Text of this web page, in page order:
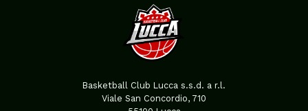
Basketball Club Lucca s.s.d. a r.l.
Viale San Concordio, 710